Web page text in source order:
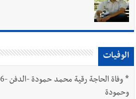
الوفيات
*
وحمودة